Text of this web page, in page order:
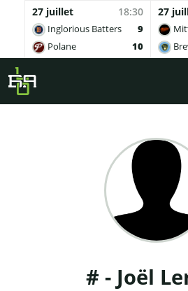
27 juillet 18:30
Inglorious Batters
9
Polane
10
27
Skip to main content
# - Joël